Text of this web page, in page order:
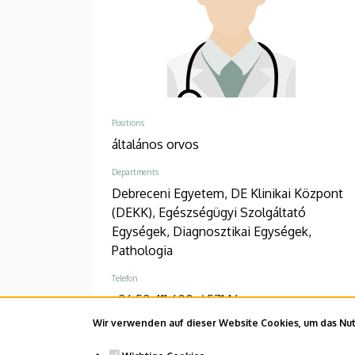
Wir verwenden auf dieser Website Cookies, um das
Positions
általános orvos
Departments
Debreceni Egyetem, DE Klinikai Központ
(DEKK), Egészségügyi Szolgáltató
Egységek, Diagnosztikai Egységek,
Pathologia
Telefon
+36 52 411 600 / 57146
Adresse
4032 Debrecen Nagyerdei körút 98